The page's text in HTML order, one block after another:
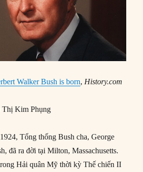
Walker Bush is born, History.com
Thị Kim Phụng
Tổng thống Bush cha, George
đã ra đời tại Milton, Massachusetts.
Hải quân Mỹ thời kỳ Thế chiến II